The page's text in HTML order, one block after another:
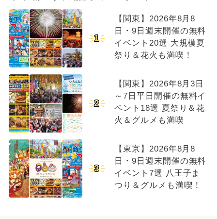
1
【関東】2026年8月8
日・9日週末開催の無料
イベント20選 大規模夏
祭り＆花火も満喫！
2
【関東】2026年8月3日
～7日平日開催の無料イ
ベント18選 夏祭り＆花
火＆グルメも満喫
3
【東京】2026年8月8
日・9日週末開催の無料
イベント7選 八王子ま
つり＆グルメも満喫！